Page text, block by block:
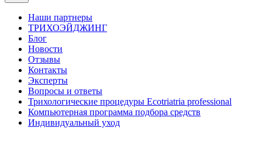
Наши партнеры
ТРИХОЭЙДЖИНГ
Блог
Новости
Отзывы
Контакты
Эксперты
Вопросы и ответы
Трихологические процедуры Ecotriatria professional
Компьютерная программа подбора средств
Индивидуальный уход